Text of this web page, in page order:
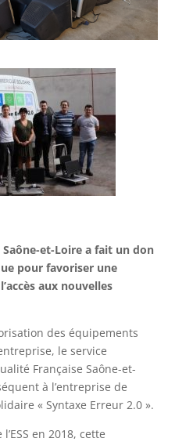
et-Loire a fait un don
pour favoriser une
aux nouvelles
des équipements
le service
Française Saône-et-
à l’entreprise de
« Syntaxe Erreur 2.0 ».
en 2018, cette